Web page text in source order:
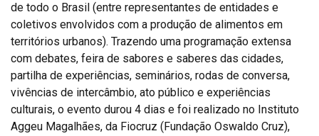
de todo o Brasil (entre representantes de entidades e
coletivos envolvidos com a produção de alimentos em
territórios urbanos). Trazendo uma programação extensa
com debates, feira de sabores e saberes das cidades,
partilha de experiências, seminários, rodas de conversa,
vivências de intercâmbio, ato público e experiências
culturais, o evento durou 4 dias e foi realizado no Instituto
Aggeu Magalhães, da Fiocruz (Fundação Oswaldo Cruz),